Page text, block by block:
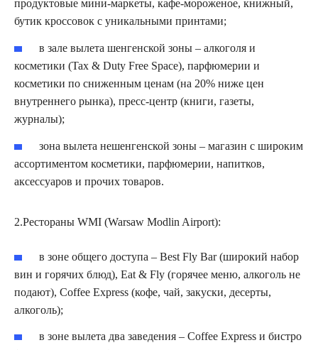
продуктовые мини-маркеты, кафе-мороженое, книжный,
бутик кроссовок с уникальными принтами;
в зале вылета шенгенской зоны – алкоголя и
косметики (Tax & Duty Free Space), парфюмерии и
косметики по сниженным ценам (на 20% ниже цен
внутреннего рынка), пресс-центр (книги, газеты,
журналы);
зона вылета нешенгенской зоны – магазин с широким
ассортиментом косметики, парфюмерии, напитков,
аксессуаров и прочих товаров.
2.Рестораны WMI (Warsaw Modlin Airport):
в зоне общего доступа – Best Fly Bar (широкий набор
вин и горячих блюд), Eat & Fly (горячее меню, алкоголь не
подают), Coffee Express (кофе, чай, закуски, десерты,
алкоголь);
в зоне вылета два заведения – Coffee Express и бистро